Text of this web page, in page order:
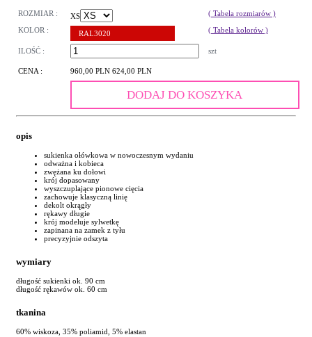
ROZMIAR : XS
( Tabela rozmiarów )
KOLOR :
RAL3020 ( Tabela kolorów )
ILOŚĆ : szt
CENA : 960,00 PLN 624,00 PLN
DODAJ DO KOSZYKA
opis
sukienka ołówkowa w nowoczesnym wydaniu
odważna i kobieca
zwężana ku dołowi
krój dopasowany
wyszczuplające pionowe cięcia
zachowuje klasyczną linię
dekolt okrągły
rękawy długie
krój modeluje sylwetkę
zapinana na zamek z tyłu
precyzyjnie odszyta
wymiary
długość sukienki ok. 90 cm
długość rękawów ok. 60 cm
tkanina
60% wiskoza, 35% poliamid, 5% elastan